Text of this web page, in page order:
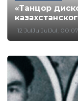
«Танцор
12 JulJulJulJul,